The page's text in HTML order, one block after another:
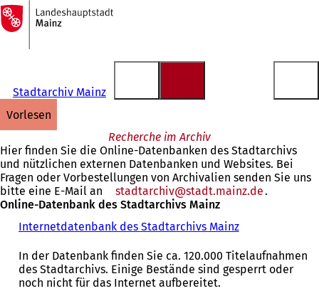
Inhalt anspringen
Zur
Startseite
Stadtarchiv Mainz
vorlesen
Recherche im Archiv
Hier finden Sie die Online-Datenbanken des Stadtarchivs
und nützlichen externen Datenbanken und Websites. Bei
Fragen oder Vorbestellungen von Archivalien senden Sie uns
bitte eine E-Mail an
stadtarchiv stadt.mainz de.
Online-Datenbank des Stadtarchivs Mainz
Internetdatenbank des Stadtarchivs Mainz(
f
f
n
In der Datenbank finden Sie ca. 120.000 Titelaufnahmen
des Stadtarchivs. Einige Bestände sind gesperrt oder
noch nicht für das Internet aufbereitet.